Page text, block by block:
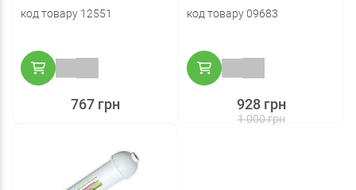
код товару 12551
767 грн
код товару 09683
1 000 грн
928 грн